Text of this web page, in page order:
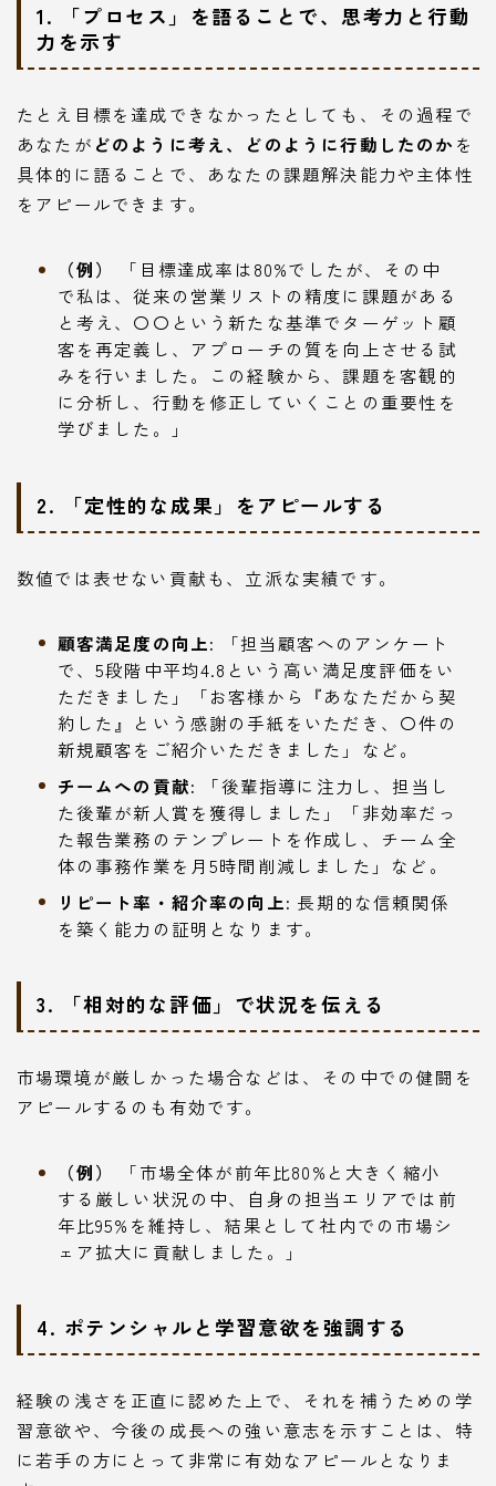
1. 「プロセス」を語ることで、思考力と行動
力を示す
たとえ目標を達成できなかったとしても、その過程で
あなたが どのように考え、どのように行動したのか を
具体的に語ることで、あなたの課題解決能力や主体性
をアピールできます。
（例）
「目標達成率は80%でしたが、その中
で私は、従来の営業リストの精度に課題がある
と考え、〇〇という新たな基準でターゲット顧
客を再定義し、アプローチの質を向上させる試
みを行いました。この経験から、課題を客観的
に分析し、行動を修正していくことの重要性を
学びました。」
2. 「定性的な成果」をアピールする
数値では表せない貢献も、立派な実績です。
顧客満足度の向上:
「担当顧客へのアンケート
で、5段階中平均4.8という高い満足度評価をい
ただきました」「お客様から『あなただから契
約した』という感謝の手紙をいただき、〇件の
新規顧客をご紹介いただきました」など。
チームへの貢献: 「後輩指導に注力し、担当し
た後輩が新人賞を獲得しました」「非効率だっ
た報告業務のテンプレートを作成し、チーム全
体の事務作業を月5時間削減しました」など。
リピート率・紹介率の向上: 長期的な信頼関係
を築く能力の証明となります。
3. 「相対的な評価」で状況を伝える
市場環境が厳しかった場合などは、その中での健闘を
アピールするのも有効です。
（例）
「市場全体が前年比80%と大きく縮小
する厳しい状況の中、自身の担当エリアでは前
年比95%を維持し、結果として社内での市場シ
ェア拡大に貢献しました。」
4. ポテンシャルと学習意欲を強調する
経験の浅さを正直に認めた上で、それを補うための学
習意欲や、今後の成長への強い意志を示すことは、特
に若手の方にとって非常に有効なアピールとなりま